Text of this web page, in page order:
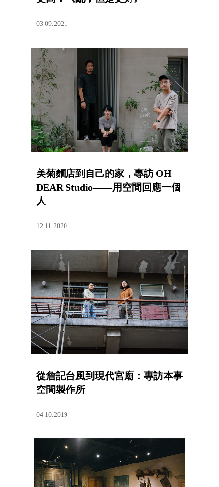
03.09.2021
美菊麵店到自己的家，專訪 OH
DEAR Studio——用空間回應一個
人
12.11.2020
從詹記台風到現代宮廟：專訪本事
空間製作所
04.10.2019